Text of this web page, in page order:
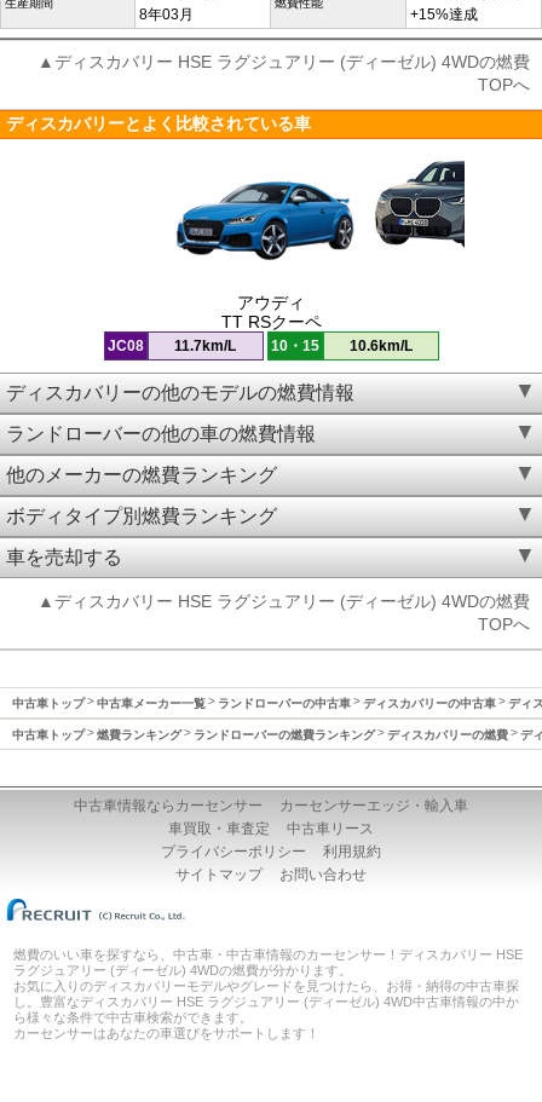
生産期間
8年03月
燃費性能
+15%達成
▲ディスカバリー HSE ラグジュアリー (ディーゼル) 4WDの燃費
TOPへ
ディスカバリーとよく比較されている車
アウディ
TT RSクーペ
JC08 11.7km/L 10・15 10.6km/L
ディスカバリーの他のモデルの燃費情報
ランドローバーの他の車の燃費情報
他のメーカーの燃費ランキング
ボディタイプ別燃費ランキング
車を売却する
▲ディスカバリー HSE ラグジュアリー (ディーゼル) 4WDの燃費
TOPへ
中古車トップ 中古車メーカー一覧 ランドローバーの中古車 ディスカバリーの中古車 ディ
中古車トップ 燃費ランキング ランドローバーの燃費ランキング ディスカバリーの燃費 デ
中古車情報ならカーセンサー
カーセンサーエッジ・輸入車
車買取・車査定
中古車リース
プライバシーポリシー
利用規約
サイトマップ
お問い合わせ
燃費のいい車を探すなら、中古車・中古車情報のカーセンサー！ディスカバリー HSE
ラグジュアリー (ディーゼル) 4WDの燃費が分かります。
お気に入りのディスカバリーモデルやグレードを見つけたら、お得・納得の中古車探
し。豊富なディスカバリー HSE ラグジュアリー (ディーゼル) 4WD中古車情報の中か
ら様々な条件で中古車検索ができます。
カーセンサーはあなたの車選びをサポートします！